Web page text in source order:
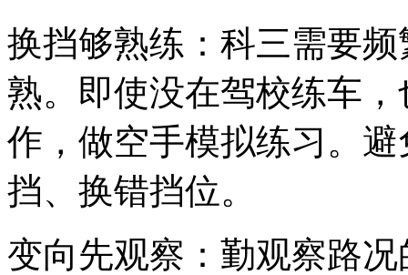
换挡够熟练：科三需要
熟。即使没在驾校练车
作，做空手模拟练习。
挡、换错挡位。
变向先观察：勤观察路